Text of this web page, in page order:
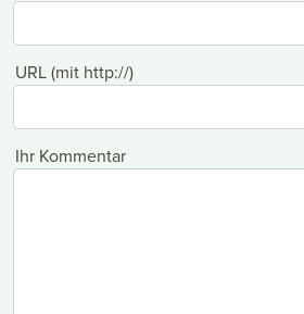
URL (mit http://)
Ihr Kommentar